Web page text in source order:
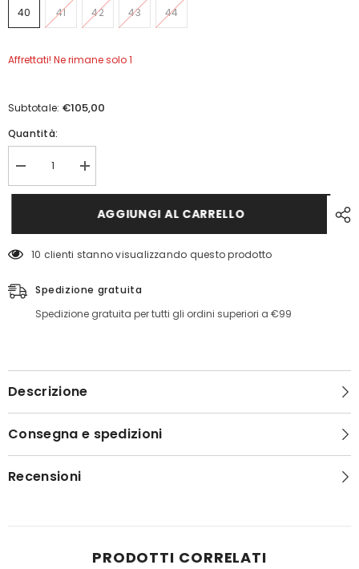
40 41 42 43 44
Affrettati! Ne rimane solo 1
Subtotale: €105,00
Quantità:
Diminuisci
quantità
per
Exchange
Up
Aumenta
quantità
per
Sneakers
Armani
Exchange
Up
AGGIUNGI AL CARRELLO
10 clienti stanno visualizzando questo prodotto
Spedizione gratuita
Spedizione gratuita per tutti gli ordini superiori a €99
Descrizione
Consegna e spedizioni
Recensioni
PRODOTTI CORRELATI